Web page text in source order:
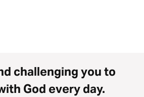
challenging you to
God every day.